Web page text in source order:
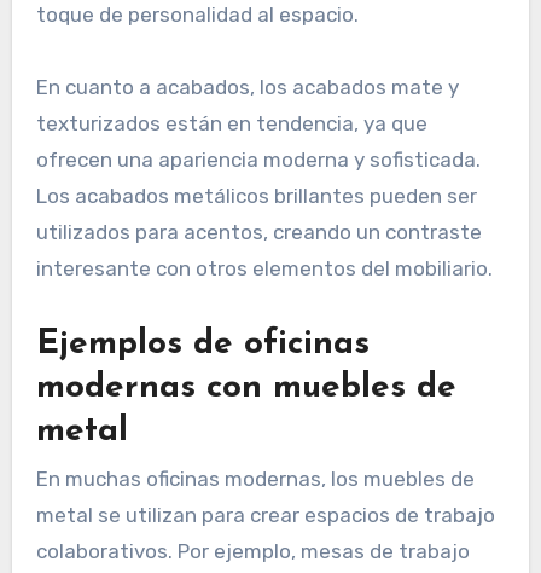
toque de personalidad al espacio.
En cuanto a acabados, los acabados mate y
texturizados están en tendencia, ya que
ofrecen una apariencia moderna y sofisticada.
Los acabados metálicos brillantes pueden ser
utilizados para acentos, creando un contraste
interesante con otros elementos del mobiliario.
Ejemplos de oficinas
modernas con muebles de
metal
En muchas oficinas modernas, los muebles de
metal se utilizan para crear espacios de trabajo
colaborativos. Por ejemplo, mesas de trabajo